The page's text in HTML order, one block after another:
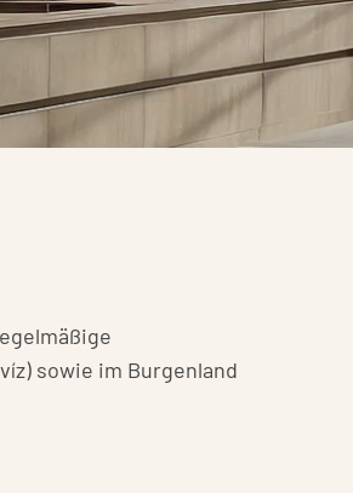
sowie im Burgenland